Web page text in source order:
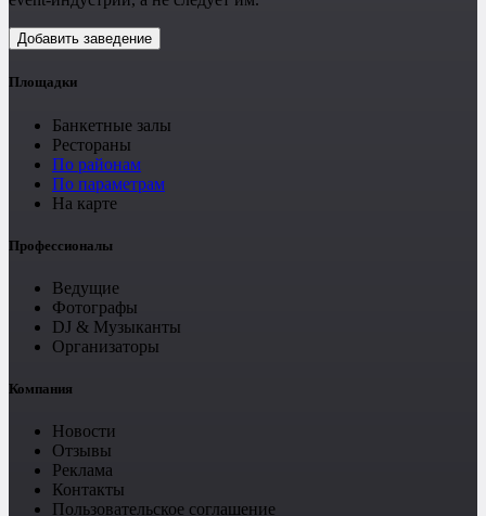
Добавить заведение
Площадки
Банкетные залы
Рестораны
По районам
По параметрам
На карте
Профессионалы
Ведущие
Фотографы
DJ & Музыканты
Организаторы
Компания
Новости
Отзывы
Реклама
Контакты
Пользовательское соглашение